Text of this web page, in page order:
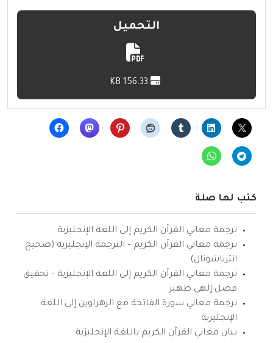
التحميل
كتب لها صلة
ترجمة معاني القرآن الكريم إلى اللغة الإنجليزية
ترجمة معاني القرآن الكريم – الترجمة الإنجليزية (صحيح
انترناشونال)
ترجمة معاني القرآن الكريم إلى اللغة الإنجليزية – تحقيق
فضل إلهي ظهير
ترجمة معاني سورة الفاتحة مع الزهراوين إلى اللغة
الإنجليزية
بيان معاني القرآن الكريم باللغة الإنجليزية